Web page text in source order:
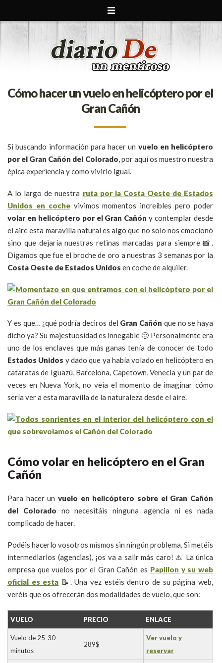
Cómo hacer un vuelo en helicóptero por el
Gran Cañón
Si buscando información para hacer un vuelo en helicóptero
por el Gran Cañón del Colorado, por aquí os muestro nuestra
épica experiencia y como vivirlo igual.
A lo largo de nuestra ruta por la Costa Oeste de Estados
Unidos en cochevivimos momentos increíbles pero poder
volar en helicóptero por el Gran Cañón y contemplar desde
el aire esta maravilla natural es algo que no solo nos emocionó
sino que dejaría nuestras retinas marcadas para siempre 📸.
Digamos que fue el broche de oro a nuestras 3 semanas por la
Costa Oeste de Estados Unidos en coche de alquiler.
Y es que… ¿qué podría deciros del Gran Cañón que no se haya
dicho ya? Su majestuosidad es innegable 🙂 Personalmente era
uno de los enclaves que más ganas tenía de conocer de todo
Estados Unidos y dado que ya había volado en helicóptero en
cataratas de Iguazú, Barcelona, Capetown, Venecia y un par de
veces en Nueva York, no veía el momento de imaginar cómo
sería ver a esta maravilla de la naturaleza desde el aire.
Cómo volar en helicóptero en el Gran
Cañón
Para hacer unvuelo en helicóptero sobre el Gran Cañón
del Colorado no necesitáis ninguna agencia ni es nada
complicado de hacer.
Podéis hacerlo vosotros mismos sin ningún problema. Si metéis
intermediarios (agencias), ¡os va a salir más caro! ⚠️ La única
empresa que vuelos por el Gran Cañón es Papillon y su web
oficial es esta 📝. Una vez estéis dentro de su página web,
veréis que os ofrecerán dos modalidades de vuelo, que son:
VUELO PRECIO ENLACE
Vuelo de 25-30
minutos
289$
Ver vuelo y
reservar